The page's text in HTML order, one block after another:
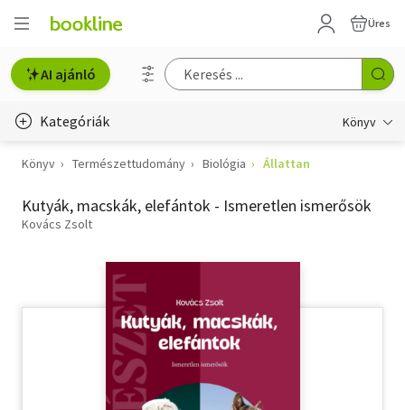
Üres
AI ajánló
Kategóriák Könyv
Életmód, egészség
Erotika
Hobbi, szabadidő
Könyv Természettudomány Biológia Állattan
Kutyák, macskák, elefántok - Ismeretlen ismerősök
Kovács Zsolt